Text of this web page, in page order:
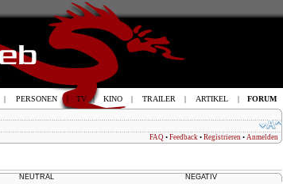
FAQ • Feedback • Registrieren • Anmelden
NEUTRAL NEGATIV
| PERSONEN | TV | KINO | TRAILER | ARTIKEL | FORUM